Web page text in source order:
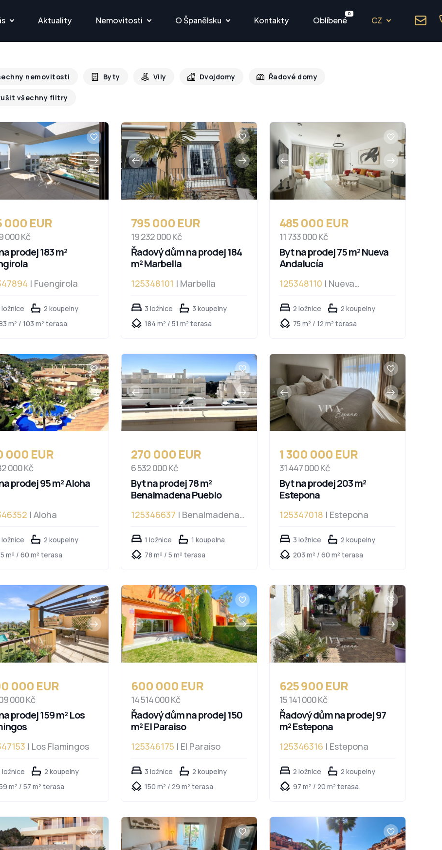
Aktuality Nemovitosti O Španělsku Kontakty Oblíbené
0
CZ
nemovitosti Byty Vily Dvojdomy Řadové domy
všechny filtry
000 EUR
000 Kč
prodej 183 m²
| Fuengirola
ložnice
2 koupelny
m² / 103 m² terasa
795 000 EUR
19 232 000 Kč
Řadový dům na prodej 184
m² Marbella
125348101 | Marbella
3 ložnice
3 koupelny
184 m² / 51 m² terasa
485 000 EUR
11 733 000 Kč
Byt na prodej 75 m² Nueva
Andalucía
125348110 | Nueva
2 ložnice
2 koupelny
75 m² / 12 m² terasa
000 EUR
000 Kč
prodej 95 m² Aloha
| Aloha
ložnice
2 koupelny
m² / 60 m² terasa
270 000 EUR
6 532 000 Kč
Byt na prodej 78 m²
Benalmadena Pueblo
125346637 | Benalmadena
1 ložnice
1 koupelna
78 m² / 5 m² terasa
1 300 000 EUR
31 447 000 Kč
Byt na prodej 203 m²
Estepona
125347018 | Estepona
3 ložnice
2 koupelny
203 m² / 60 m² terasa
000 EUR
000 Kč
prodej 159 m² Los
| Los Flamingos
ložnice
2 koupelny
m² / 57 m² terasa
600 000 EUR
14 514 000 Kč
Řadový dům na prodej 150
m² El Paraiso
125346175 | El Paraiso
3 ložnice
2 koupelny
150 m² / 29 m² terasa
625 900 EUR
15 141 000 Kč
Řadový dům na prodej 97
m² Estepona
125346316 | Estepona
2 ložnice
2 koupelny
97 m² / 20 m² terasa